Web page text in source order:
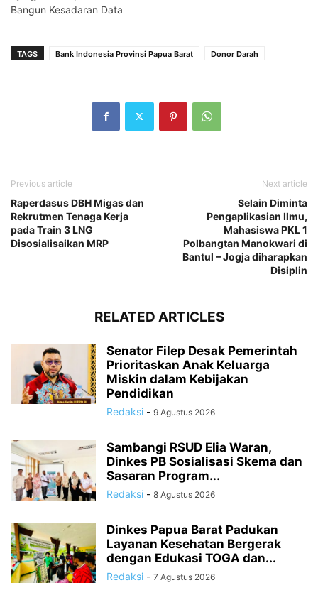
Bangun Kesadaran Data
TAGS Bank Indonesia Provinsi Papua Barat Donor Darah
Previous article
Raperdasus DBH Migas dan
Rekrutmen Tenaga Kerja
pada Train 3 LNG
Disosialisaikan MRP
Next article
Selain Diminta
Pengaplikasian Ilmu,
Mahasiswa PKL 1
Polbangtan Manokwari di
Bantul – Jogja diharapkan
Disiplin
RELATED ARTICLES
Senator Filep Desak Pemerintah
Prioritaskan Anak Keluarga
Miskin dalam Kebijakan
Pendidikan
Redaksi - 9 Agustus 2026
Sambangi RSUD Elia Waran,
Dinkes PB Sosialisasi Skema dan
Sasaran Program...
Redaksi - 8 Agustus 2026
Dinkes Papua Barat Padukan
Layanan Kesehatan Bergerak
dengan Edukasi TOGA dan...
Redaksi - 7 Agustus 2026